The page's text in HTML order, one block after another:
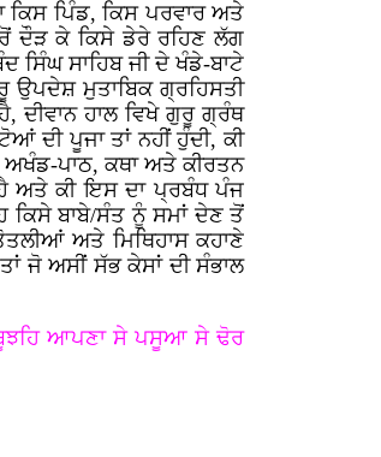
ਕਿਸ ਪਿੰਡ, ਕਿਸ ਪਰਵਾਰ ਅਤੇ
ਦੌੜ ਕੇ ਕਿਸੇ ਡੇਰੇ ਰਹਿਣ ਲੱਗ
ਸਿੰਘ ਸਾਹਿਬ ਜੀ ਦੇ ਖੰਡੇ-ਬਾਟੇ
ਮੁਤਾਬਿਕ ਗ੍ਰਹਿਸਤੀ
ਦੀਵਾਨ ਹਾਲ ਵਿਖੇ ਗੁਰੂ ਗ੍ਰੰਥ
ਦੀ ਪੂਜਾ ਤਾਂ ਨਹੀਂ ਹੁੰਦੀ, ਕੀ
ਅਖੰਡ-ਪਾਠ, ਕਥਾ ਅਤੇ ਕੀਰਤਨ
ਹੈ ਅਤੇ ਕੀ ਇਸ ਦਾ ਪ੍ਰਬੰਧ ਪੰਜ
ਕਿਸੇ ਬਾਬੇ/ਸੰਤ ਨੂੰ ਸਮਾਂ ਦੇਣ ਤੋਂ
ਅਤੇ ਮਿਥਿਹਾਸ ਕਹਾਣੇ
ਜੋ ਅਸੀਂ ਸੱਭ ਕੇਸਾਂ ਦੀ ਸੰਭਾਲ
ਆਪਣਾ ਸੇ ਪਸੂਆ ਸੇ ਢੋਰ